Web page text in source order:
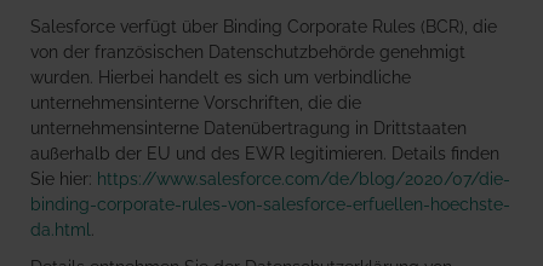
Salesforce verfügt über Binding Corporate Rules (BCR), die
von der französischen Datenschutzbehörde genehmigt
wurden. Hierbei handelt es sich um verbindliche
unternehmensinterne Vorschriften, die die
unternehmensinterne Datenübertragung in Drittstaaten
außerhalb der EU und des EWR legitimieren. Details finden
Sie hier: https://www.salesforce.com/de/blog/2020/07/die-
binding-corporate-rules-von-salesforce-erfuellen-hoechste-
da.html